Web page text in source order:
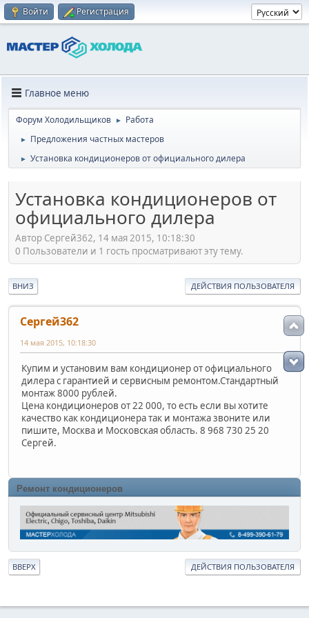
Войти Регистрация
Главное меню
Форум Холодильщиков ► Работа
► Предложения частных мастеров
► Установка кондиционеров от официального дилера
Установка кондиционеров от
официального дилера
Автор Сергей362, 14 мая 2015, 10:18:30
0 Пользователи и 1 гость просматривают эту тему.
ВНИЗ ДЕЙСТВИЯ ПОЛЬЗОВАТЕЛЯ
Сергей362
14 мая 2015, 10:18:30
Купим и установим вам кондиционер от официального
дилера с гарантией и сервисным ремонтом.Стандартный
монтаж 8000 рублей.
Цена кондиционеров от 22 000, то есть если вы хотите
качество как кондиционера так и монтажа звоните или
пишите, Москва и Московская область. 8 968 730 25 20
Сергей.
Ремонт кондиционеров
ВВЕРХ ДЕЙСТВИЯ ПОЛЬЗОВАТЕЛЯ